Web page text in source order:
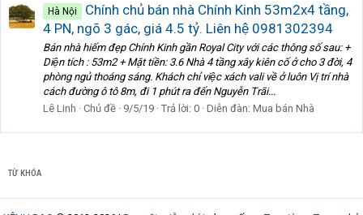
Hà Nội
Chính chủ bán nhà Chính Kinh 53m2x4 tầng,
4 PN, ngõ 3 gác, giá 4.5 tỷ. Liên hệ 0981302394
Bán nhà hiếm đẹp Chính Kinh gần Royal City với các thông số sau: +
Diện tích : 53m2 + Mặt tiền: 3.6 Nhà 4 tầng xây kiên cố ở cho 3 đời, 4
phòng ngủ thoáng sáng. Khách chỉ việc xách vali về ở luôn Vị trí nhà
cách đường ô tô 8m, đi 1 phút ra đến Nguyễn Trãi...
Lê Linh
Chủ đề 9/5/19 Trả lời: 0 Diễn đàn: Mua bán Nhà
TỪ KHÓA